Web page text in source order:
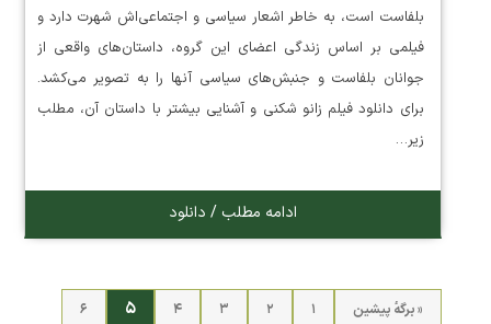
بلفاست است، به خاطر اشعار سیاسی و اجتماعی‌اش شهرت دارد و
فیلمی بر اساس زندگی اعضای این گروه، داستان‌های واقعی از
جوانان بلفاست و جنبش‌های سیاسی آنها را به تصویر می‌کشد.
برای دانلود فیلم زانو شکنی و آشنایی بیشتر با داستان آن، مطلب
زیر…
ادامه مطلب / دانلود
« برگه‌ٔ پیشین ۱ ۲ ۳ ۴ ۵
۶